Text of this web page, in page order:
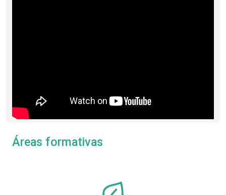
Áreas formativas